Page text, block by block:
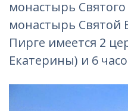
монастырь
монастырь Святой
Пирге имеется 2
Екатерины) и 6